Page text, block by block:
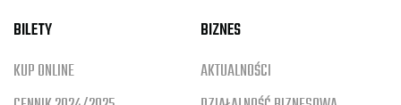
BILETY
KUP ONLINE
BIZNES
AKTUALNOŚCI